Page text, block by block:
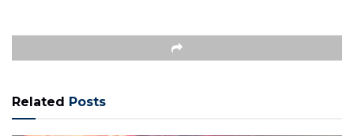
Related Posts